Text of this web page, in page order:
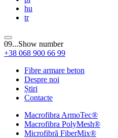
hu
tr
09...Show number
+38 068 900 66 99
Fibre armare beton
Despre noi
Știri
Contacte
Macrofibra ArmoTec®
Macrofibra PolyMesh®
Microfibră FiberMix®